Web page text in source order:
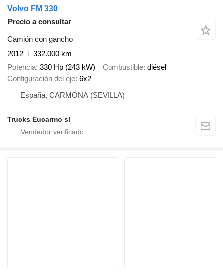
Volvo FM 330
Precio a consultar
Camión con gancho
2012
332.000 km
Potencia 330 Hp (243 kW) Combustible diésel
Configuración del eje 6x2
España, CARMONA (SEVILLA)
Trucks Eucarmo sl